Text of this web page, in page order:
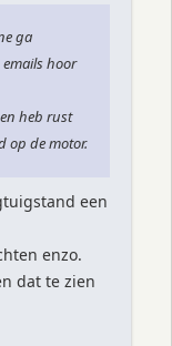
ga
hoor
heb rust
op de motor.
een
enzo.
dat te zien